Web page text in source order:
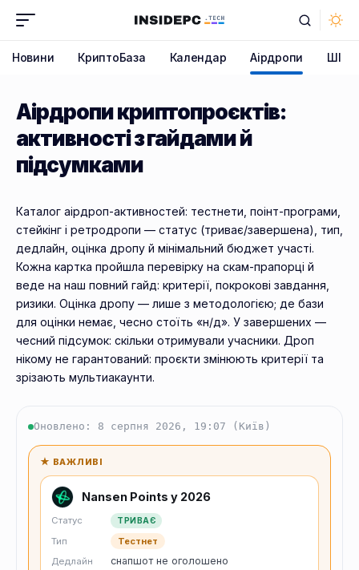
Новини КриптоБаза Календар Аірдропи ШІ
Аірдропи криптопроєктів:
активності з гайдами й
підсумками
Каталог аірдроп-активностей: тестнети, поінт-програми,
стейкінг і ретродропи — статус (триває/завершена), тип,
дедлайн, оцінка дропу й мінімальний бюджет участі.
Кожна картка пройшла перевірку на скам-прапорці й
веде на наш повний гайд: критерії, покрокові завдання,
ризики. Оцінка дропу — лише з методологією; де бази
для оцінки немає, чесно стоїть «н/д». У завершених —
чесний підсумок: скільки отримували учасники. Дроп
нікому не гарантований: проєкти змінюють критерії та
зрізають мультиакаунти.
Оновлено: 8 серпня 2026, 19:07 (Київ)
★ ВАЖЛИВІ
Nansen Points у 2026
Статус ТРИВАЄ
Тип
Тестнет
Дедлайн
снапшот не оголошено